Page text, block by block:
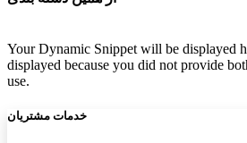
Your Dynamic Snippet will be displayed
displayed because you did not provide
use.
خدمات مشتریان